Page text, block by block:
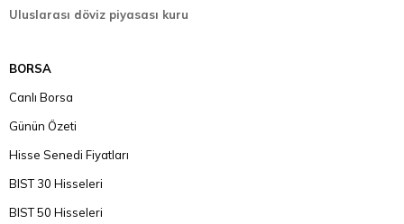
Uluslarası döviz piyasası kuru
BORSA
Canlı Borsa
Günün Özeti
Hisse Senedi Fiyatları
BIST 30 Hisseleri
BIST 50 Hisseleri